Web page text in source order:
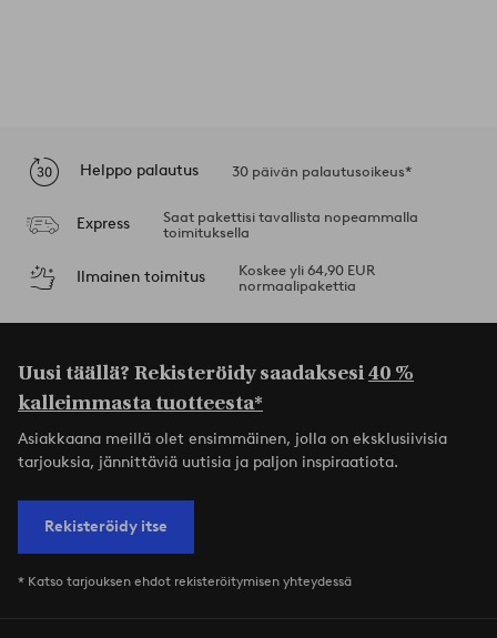
Helppo palautus 30 päivän palautusoikeus*
Express
Saat pakettisi tavallista nopeammalla
toimituksella
Ilmainen toimitus
Koskee yli 64,90 EUR
normaalipakettia
Uusi täällä? Rekisteröidy saadaksesi40 %
kalleimmasta tuotteesta*
Asiakkaana meillä olet ensimmäinen, jolla on eksklusiivisia
tarjouksia, jännittäviä uutisia ja paljon inspiraatiota.
Rekisteröidy itse
* Katso tarjouksen ehdot rekisteröitymisen yhteydessä